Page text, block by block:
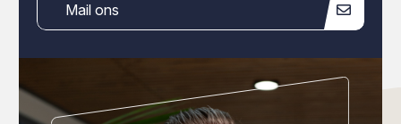
Mail ons